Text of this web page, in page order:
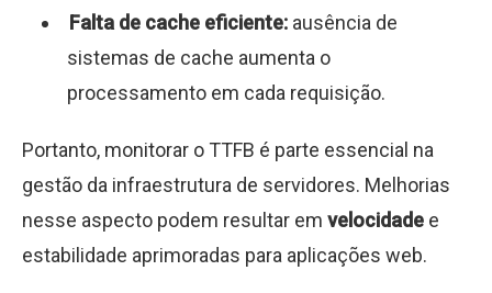
Falta de cache eficiente: ausência de
sistemas de cache aumenta o
processamento em cada requisição.
Portanto, monitorar o TTFB é parte essencial na
gestão da infraestrutura de servidores. Melhorias
nesse aspecto podem resultar em velocidade e
estabilidade aprimoradas para aplicações web.